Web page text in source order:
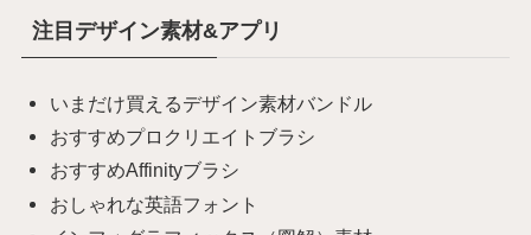
注目デザイン素材&アプリ
いまだけ買えるデザイン素材バンドル
おすすめプロクリエイトブラシ
おすすめAffinityブラシ
おしゃれな英語フォント